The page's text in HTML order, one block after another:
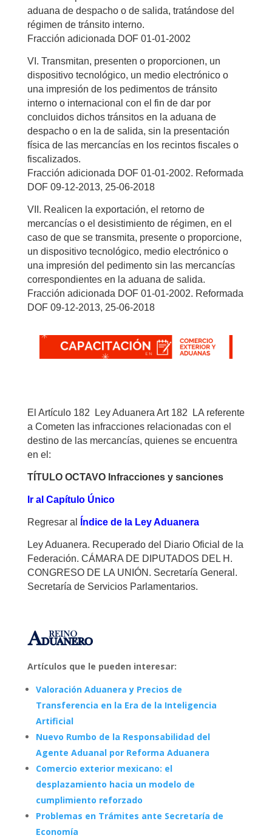
aduana de despacho o de salida, tratándose del
régimen de tránsito interno.
Fracción adicionada DOF 01-01-2002
VI. Transmitan, presenten o proporcionen, un
dispositivo tecnológico, un medio electrónico o
una impresión de los pedimentos de tránsito
interno o internacional con el fin de dar por
concluidos dichos tránsitos en la aduana de
despacho o en la de salida, sin la presentación
física de las mercancías en los recintos fiscales o
fiscalizados.
Fracción adicionada DOF 01-01-2002. Reformada
DOF 09-12-2013, 25-06-2018
VII. Realicen la exportación, el retorno de
mercancías o el desistimiento de régimen, en el
caso de que se transmita, presente o proporcione,
un dispositivo tecnológico, medio electrónico o
una impresión del pedimento sin las mercancías
correspondientes en la aduana de salida.
Fracción adicionada DOF 01-01-2002. Reformada
DOF 09-12-2013, 25-06-2018
El Artículo 182 Ley Aduanera Art 182 LA referente
a Cometen las infracciones relacionadas con el
destino de las mercancías, quienes se encuentra
en el:
TÍTULO OCTAVO Infracciones y sanciones
Ir al Capítulo Único
Regresar al Índice de la Ley Aduanera
Ley Aduanera. Recuperado del Diario Oficial de la
Federación. CÁMARA DE DIPUTADOS DEL H.
CONGRESO DE LA UNIÓN. Secretaría General.
Secretaría de Servicios Parlamentarios.
Artículos que le pueden interesar:
Valoración Aduanera y Precios de
Transferencia en la Era de la Inteligencia
Artificial
Nuevo Rumbo de la Responsabilidad del
Agente Aduanal por Reforma Aduanera
Comercio exterior mexicano: el
desplazamiento hacia un modelo de
cumplimiento reforzado
Problemas en Trámites ante Secretaría de
Economía